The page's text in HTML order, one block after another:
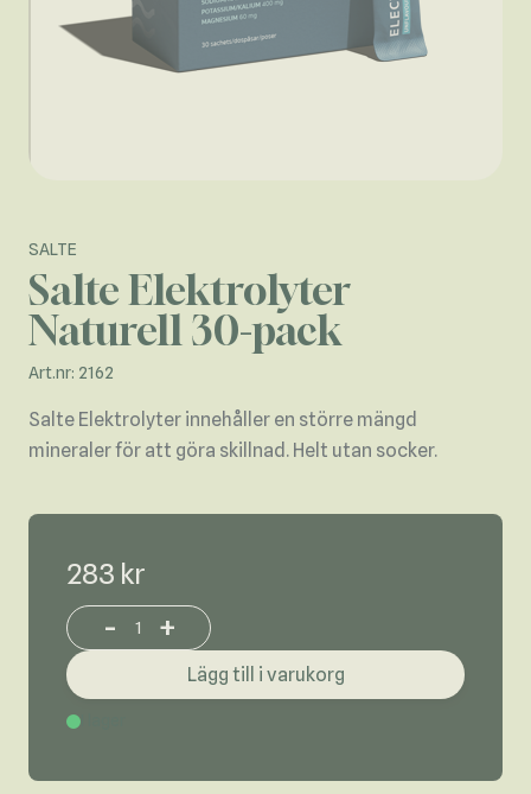
SALTE
Salte Elektrolyter
Naturell 30-pack
Art.nr: 2162
Salte Elektrolyter innehåller en större mängd
mineraler för att göra skillnad. Helt utan socker.
283 kr
Increase or decrease product quantity
- +
Lägg till i varukorg